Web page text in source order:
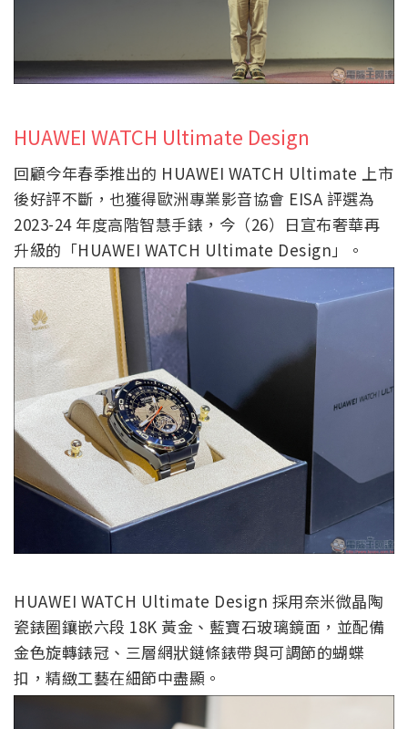
HUAWEI WATCH Ultimate Design
回顧今年春季推出的 HUAWEI WATCH Ultimate 上市
後好評不斷，也獲得歐洲專業影音協會 EISA 評選為
2023-24 年度高階智慧手錶，今（26）日宣布奢華再
升級的「HUAWEI WATCH Ultimate Design」。
HUAWEI WATCH Ultimate Design 採用奈米微晶陶
瓷錶圈鑲嵌六段 18K 黃金、藍寶石玻璃鏡面，並配備
金色旋轉錶冠、三層網狀鏈條錶帶與可調節的蝴蝶
扣，精緻工藝在細節中盡顯。